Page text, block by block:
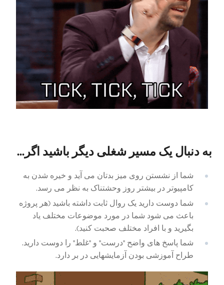
به دنبال یک مسیر شغلی دیگر باشید اگر...
شما از نشستن روی میز بدتان می آید و خیره شدن به
کامپیوتر در بیشتر روز وحشتناک به نظر می رسد.
شما دوست دارید یک روال ثابت داشته باشید (هر پروژه
باعث می شود شما در مورد موضوعات مختلف یاد
بگیرید و با افراد مختلف صحبت کنید).
شما پاسخ های واضح "درست" و "غلط" را دوست دارید.
طراح آموزشی بودن آزمایشهایی در بر دارد.